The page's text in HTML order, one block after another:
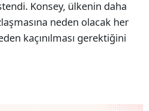
Konsey, ülkenin daha
neden olacak her
kaçınılması gerektiğini